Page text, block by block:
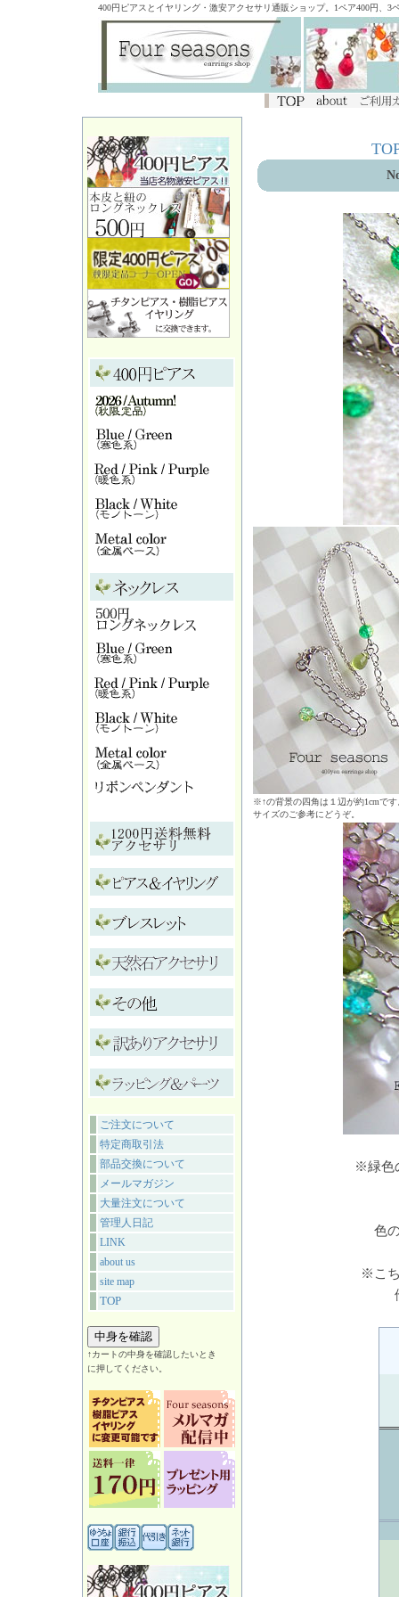
400円ピアスとイヤリング・激安アクセサリ通販ショップ。1ペア400円、
ご注文について
特定商取引法
部品交換について
メールマガジン
大量注文について
管理人日記
LINK
about us
site map
TOP
↑カートの中身を確認したいとき
に押してください。
※↑の背景の四角は１辺が約1cmです
サイズのご参考にどうぞ。
※緑色
色
※こ